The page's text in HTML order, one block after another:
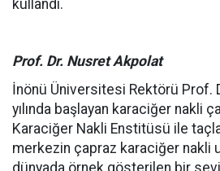
kullandı.
Prof. Dr. Nusret Akpolat
İnönü Üniversitesi Rektörü Prof.
yılında başlayan karaciğer nakli
Karaciğer Nakli Enstitüsü ile
merkezin çapraz karaciğer nakli
dünyada örnek gösterilen bir